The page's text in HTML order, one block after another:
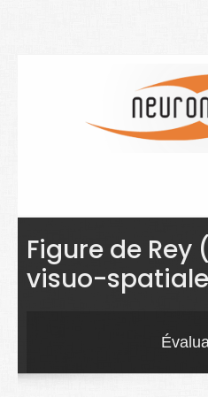
Actualités
Sciences
Droit
Figure de
visuo-